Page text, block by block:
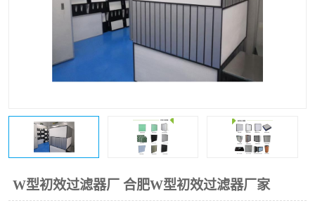
W型初效过滤器厂 合肥W型初效过滤器厂家
生物实验室 食品饮料
光电车间
恒温恒湿净化空调